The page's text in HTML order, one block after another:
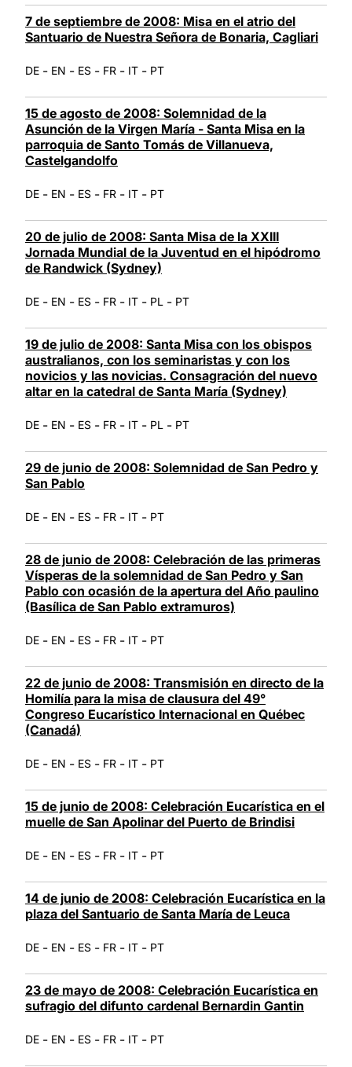
7 de septiembre de 2008: Misa en el atrio del
Santuario de Nuestra Señora de Bonaria, Cagliari
DE - EN - ES - FR - IT - PT
15 de agosto de 2008: Solemnidad de la
Asunción de la Virgen María - Santa Misa en la
parroquia de Santo Tomás de Villanueva,
Castelgandolfo
DE - EN - ES - FR - IT - PT
20 de julio de 2008: Santa Misa de la XXIII
Jornada Mundial de la Juventud en el hipódromo
de Randwick (Sydney)
DE - EN - ES - FR - IT - PL - PT
19 de julio de 2008: Santa Misa con los obispos
australianos, con los seminaristas y con los
novicios y las novicias. Consagración del nuevo
altar en la catedral de Santa María (Sydney)
DE - EN - ES - FR - IT - PL - PT
29 de junio de 2008: Solemnidad de San Pedro y
San Pablo
DE - EN - ES - FR - IT - PT
28 de junio de 2008: Celebración de las primeras
Vísperas de la solemnidad de San Pedro y San
Pablo con ocasión de la apertura del Año paulino
(Basílica de San Pablo extramuros)
DE - EN - ES - FR - IT - PT
22 de junio de 2008: Transmisión en directo de la
Homilía para la misa de clausura del 49°
Congreso Eucarístico Internacional en Québec
(Canadá)
DE - EN - ES - FR - IT - PT
15 de junio de 2008: Celebración Eucarística en el
muelle de San Apolinar del Puerto de Brindisi
DE - EN - ES - FR - IT - PT
14 de junio de 2008: Celebración Eucarística en la
plaza del Santuario de Santa María de Leuca
DE - EN - ES - FR - IT - PT
23 de mayo de 2008: Celebración Eucarística en
sufragio del difunto cardenal Bernardin Gantin
DE - EN - ES - FR - IT - PT